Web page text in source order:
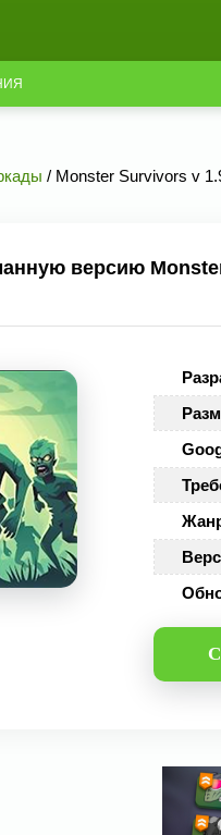
/ Monster Survivors v
версию